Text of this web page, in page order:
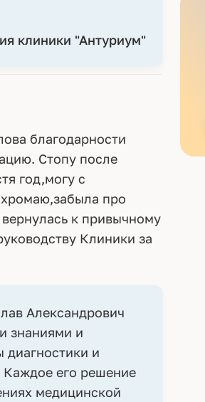
клиники "Антуриум"
благодарности
Стопу после
год,могу с
хромаю,забыла про
к привычному
Клиники за
Александрович
знаниями и
и
Каждое его решение
медицинской